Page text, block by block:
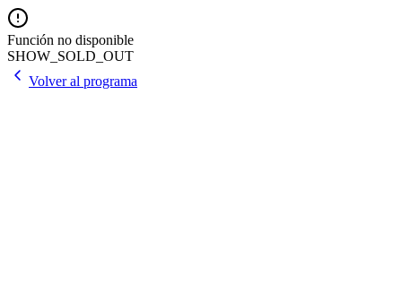
Función no disponible
SHOW_SOLD_OUT
Volver al programa